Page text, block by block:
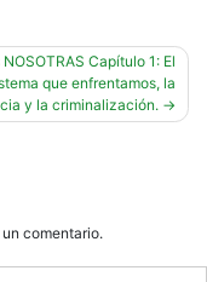
Capítulo 1: El
que enfrentamos, la
y la criminalización.
comentario.